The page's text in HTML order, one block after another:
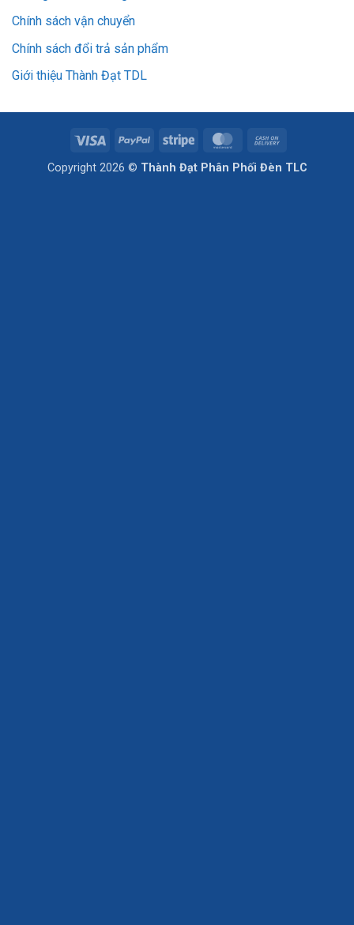
Chính sách vận chuyển
Chính sách đổi trả sản phẩm
Giới thiệu Thành Đạt TDL
Visa PayPal Stripe MasterCard
Delivery
Copyright 2026 © Thành Đạt Phân Phối Đèn TLC